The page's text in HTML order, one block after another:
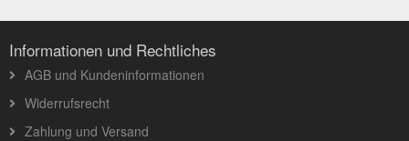
Informationen und Rechtliches
AGB und Kundeninformationen
Widerrufsrecht
Zahlung und Versand